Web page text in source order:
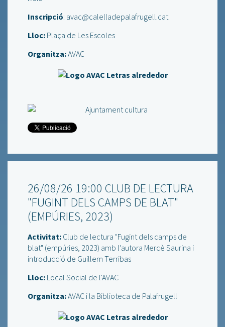
Inscripció: avac@calelladepalafrugell.cat
Lloc: Plaça de Les Escoles
Organitza:AVAC
26/08/26 19:00 CLUB DE LECTURA
"FUGINT DELS CAMPS DE BLAT"
(EMPÚRIES, 2023)
Activitat: Club de lectura "Fugint dels camps de
blat" (empúries, 2023) amb l'autora Mercè Saurina i
introducció de Guillem Terribas
Lloc: Local Social de l'AVAC
Organitza:AVAC i la Biblioteca de Palafrugell